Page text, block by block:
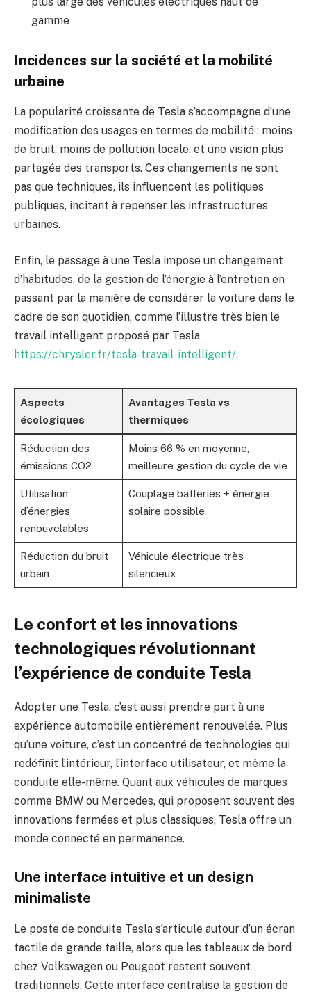
gamme
Incidences sur la société et la mobilité
urbaine
La popularité croissante de Tesla s’accompagne d’une
modification des usages en termes de mobilité : moins
de bruit, moins de pollution locale, et une vision plus
partagée des transports. Ces changements ne sont
pas que techniques, ils influencent les politiques
publiques, incitant à repenser les infrastructures
urbaines.
Enfin, le passage à une Tesla impose un changement
d’habitudes, de la gestion de l’énergie à l’entretien en
passant par la manière de considérer la voiture dans le
cadre de son quotidien, comme l’illustre très bien le
travail intelligent proposé par Tesla
https://chrysler.fr/tesla-travail-intelligent/.
Aspects
écologiques
Avantages Tesla vs
thermiques
Réduction des
émissions CO2
Moins 66 % en moyenne,
meilleure gestion du cycle de vie
Utilisation
d’énergies
renouvelables
Couplage batteries + énergie
solaire possible
Réduction du bruit
urbain
Véhicule électrique très
silencieux
Le confort et les innovations
technologiques révolutionnant
l’expérience de conduite Tesla
Adopter une Tesla, c’est aussi prendre part à une
expérience automobile entièrement renouvelée. Plus
qu’une voiture, c’est un concentré de technologies qui
redéfinit l’intérieur, l’interface utilisateur, et même la
conduite elle-même. Quant aux véhicules de marques
comme BMW ou Mercedes, qui proposent souvent des
innovations fermées et plus classiques, Tesla offre un
monde connecté en permanence.
Une interface intuitive et un design
minimaliste
Le poste de conduite Tesla s’articule autour d’un écran
tactile de grande taille, alors que les tableaux de bord
chez Volkswagen ou Peugeot restent souvent
traditionnels. Cette interface centralise la gestion de